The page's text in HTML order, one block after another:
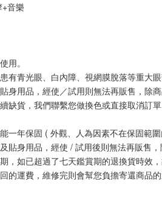
音樂
用。
有青光眼、白內障、視網膜脫落等重大
身用品，經使／試用則無法再販售，除
缺貨，我們聯繫您做換色或直接取消訂單
一年保固 ( 外觀、人為因素不在保固範圍
貼身用品，經使 / 試用後則無法再販售
，如已超過了七天鑑賞期的退換貨時效
的運費，維修完則會幫您負擔寄還商品的